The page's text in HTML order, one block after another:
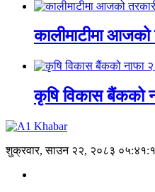
कालीमाटीमा
कृषि विकास बैंकको
शुक्रवार, साउन २२, २०८३